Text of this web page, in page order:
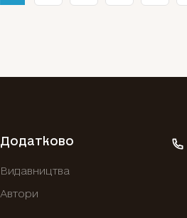
Додатково
Видавництва
Автори